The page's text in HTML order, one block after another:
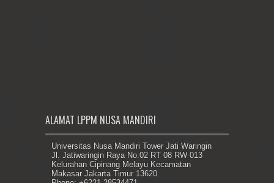
ALAMAT LPPM NUSA MANDIRI
Universitas Nusa Mandiri Tower Jati Waringin
Jl. Jatiwaringin Raya No.02 RT 08 RW 013
Kelurahan Cipinang Melayu Kecamatan
Makasar Jakarta Timur 13620